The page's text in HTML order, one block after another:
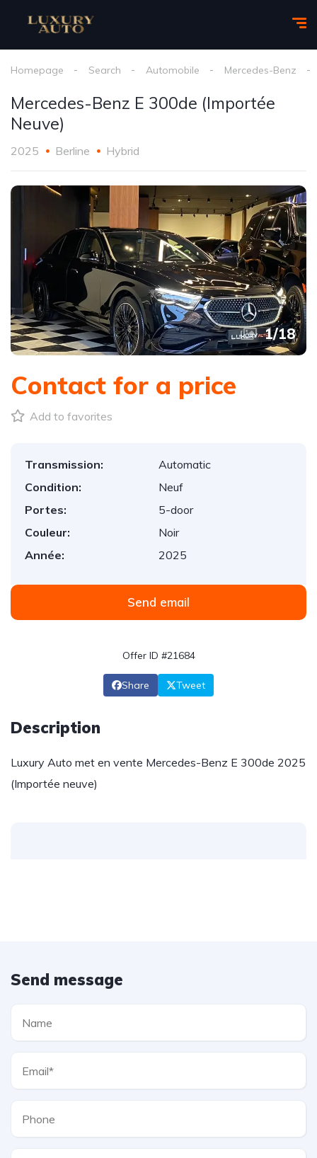
Homepage Search Automobile Mercedes-Benz
Mercedes-Benz E 300de (Importée
Neuve)
2025 Berline Hybrid
1/18
Contact for a price
Add to favorites
Transmission:
Automatic
Condition:
Neuf
Portes:
5-door
Couleur:
Noir
Année:
2025
Send email
Offer ID #21684
Share Tweet
Description
Luxury Auto met en vente Mercedes-Benz E 300de 2025
(Importée neuve)
Send message